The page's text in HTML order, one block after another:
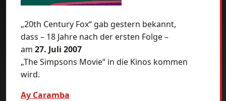
„20th Century Fox“ gab gestern bekannt,
dass – 18 Jahre nach der ersten Folge –
am 27. Juli 2007
„The Simpsons Movie“ in die Kinos kommen
wird.
Ay Caramba